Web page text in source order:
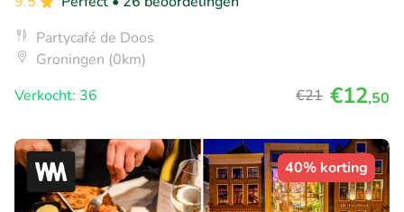
Partycafé de Doos
Groningen (0km)
Verkocht: 36
€21 €12,50
40% korting